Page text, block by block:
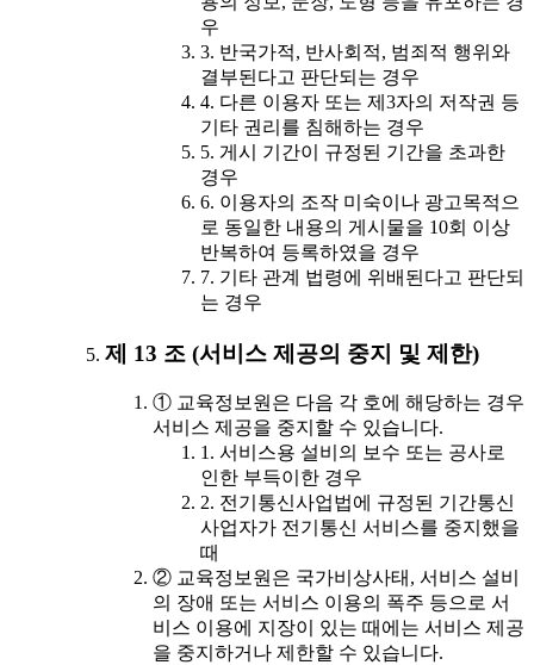
우
3. 반국가적, 반사회적, 범죄적 행위와
결부된다고 판단되는 경우
4. 다른 이용자 또는 제3자의 저작권 등
기타 권리를 침해하는 경우
5. 게시 기간이 규정된 기간을 초과한
경우
6. 이용자의 조작 미숙이나 광고목적으
로 동일한 내용의 게시물을 10회 이상
반복하여 등록하였을 경우
7. 기타 관계 법령에 위배된다고 판단되
는 경우
제 13 조 (서비스 제공의 중지 및 제한)
① 교육정보원은 다음 각 호에 해당하는 경우
서비스 제공을 중지할 수 있습니다.
1. 서비스용 설비의 보수 또는 공사로
인한 부득이한 경우
2. 전기통신사업법에 규정된 기간통신
사업자가 전기통신 서비스를 중지했을
때
② 교육정보원은 국가비상사태, 서비스 설비
의 장애 또는 서비스 이용의 폭주 등으로 서
비스 이용에 지장이 있는 때에는 서비스 제공
을 중지하거나 제한할 수 있습니다.